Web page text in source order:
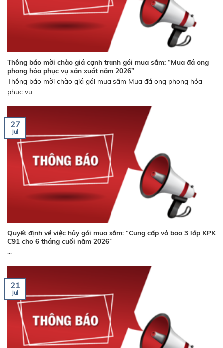
Thông báo mời chào giá cạnh tranh gói mua sắm: “Mua đá ong
phong hóa phục vụ sản xuất năm 2026”
Thông báo mời chào giá gói mua sắm Mua đá ong phong hóa
phục vụ...
Quyết định về việc hủy gói mua sắm: “Cung cấp vỏ bao 3 lớp KPK
C91 cho 6 tháng cuối năm 2026”
27
Jul
21
Jul